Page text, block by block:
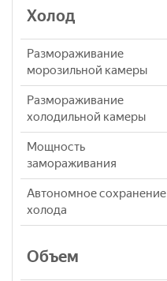
Холод
Размораживание
морозильной камеры
Размораживание
холодильной камеры
Мощность
замораживания
Автономное сохранение
холода
Объем